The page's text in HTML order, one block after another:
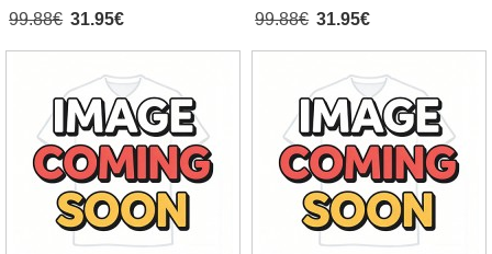
99.88€ 31.95€ 99.88€ 31.95€